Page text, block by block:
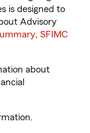
is designed to
Advisory
, SFIMC
about